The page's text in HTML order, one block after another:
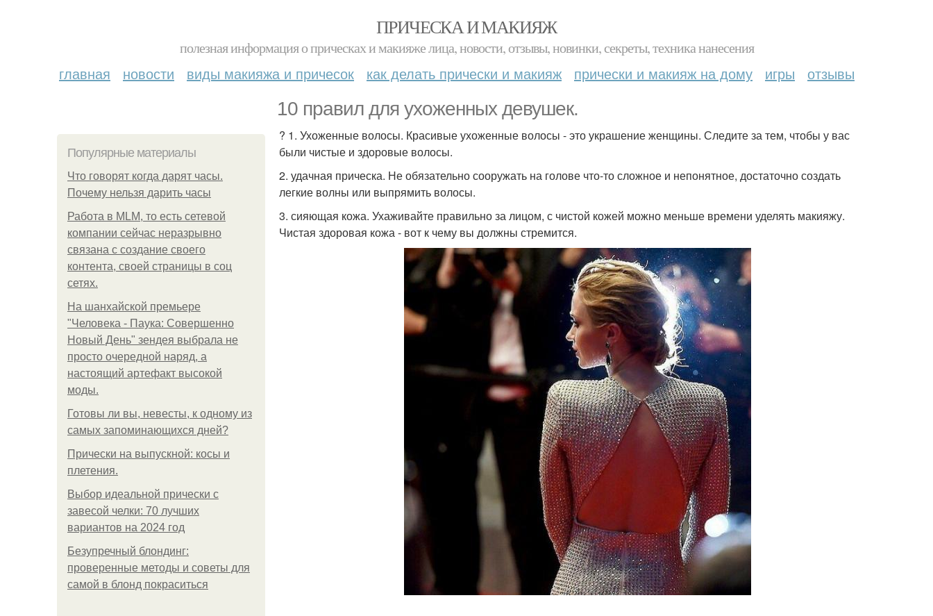
ПРИЧЕСКА И МАКИЯЖ
полезная информация о прическах и макияже лица, новости, отзывы, новинки, секреты, техника нанесения
главная новости виды макияжа и причесок как делать прически и макияж прически и макияж на дому игры отзывы
10 правил для ухоженных девушек.
Популярные материалы
Что говорят когда дарят часы.
Почему нельзя дарить часы
Работа в MLM, то есть сетевой
компании сейчас неразрывно
связана с создание своего
контента, своей страницы в соц
сетях.
На шанхайской премьере
"Человека - Паука: Совершенно
Новый День" зендея выбрала не
просто очередной наряд, а
настоящий артефакт высокой
моды.
Готовы ли вы, невесты, к одному из
самых запоминающихся дней?
Прически на выпускной: косы и
плетения.
Выбор идеальной прически с
завесой челки: 70 лучших
вариантов на 2024 год
Безупречный блондинг:
проверенные методы и советы для
самой в блонд покраситься
? 1. Ухоженные волосы. Красивые ухоженные волосы - это украшение женщины. Следите за тем, чтобы у вас
были чистые и здоровые волосы.
2. удачная прическа. Не обязательно сооружать на голове что-то сложное и непонятное, достаточно создать
легкие волны или выпрямить волосы.
3. сияющая кожа. Ухаживайте правильно за лицом, с чистой кожей можно меньше времени уделять макияжу.
Чистая здоровая кожа - вот к чему вы должны стремится.